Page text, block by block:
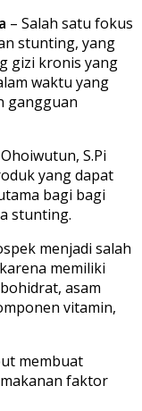
– Salah satu fokus
stunting, yang
gizi kronis yang
waktu yang
gangguan
S.Pi
yang dapat
bagi bagi
stunting.
menjadi salah
memiliki
asam
vitamin,
membuat
faktor